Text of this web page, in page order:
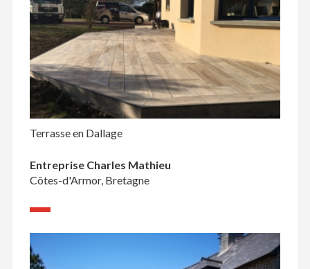
Terrasse en Dallage
Entreprise Charles Mathieu
Côtes-d'Armor, Bretagne